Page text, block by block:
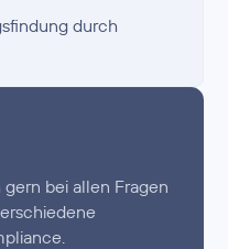
durch
bei allen Fragen